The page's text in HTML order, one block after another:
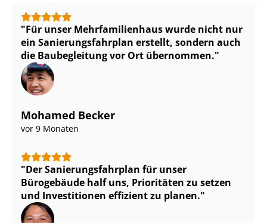
Für unser Mehr­fa­mi­li­en­haus wurde nicht nur
ein Sa­nie­rungs­fahr­plan erstellt, sondern auch
die Baubegleitung vor Ort übernommen.
Mohamed Becker
vor 9 Monaten
Der Sa­nie­rungs­fahr­plan für unser
Bürogebäude half uns, Prioritäten zu setzen
und Investitionen effizient zu planen.